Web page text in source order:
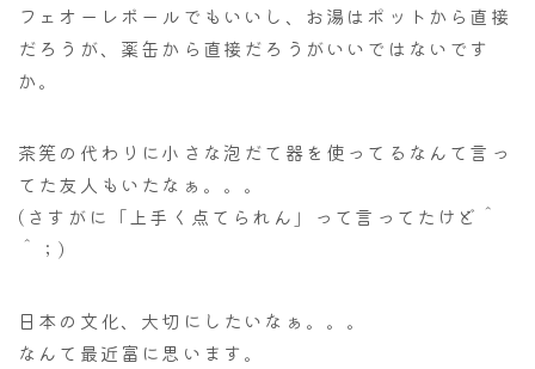
フェオーレボールでもいいし、お湯はポットから直接
だろうが、薬缶から直接だろうがいいではないです
か。
茶筅の代わりに小さな泡だて器を使ってるなんて言っ
てた友人もいたなぁ。。。
(さすがに「上手く点てられん」って言ってたけど＾
＾；)
日本の文化、大切にしたいなぁ。。。
なんて最近富に思います。